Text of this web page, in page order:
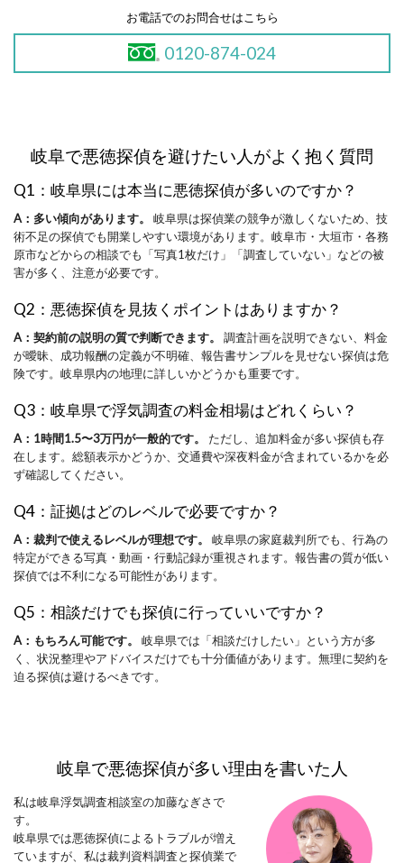
お電話でのお問合せはこちら
0120-874-024
岐阜で悪徳探偵を避けたい人がよく抱く質問
Q1：岐阜県には本当に悪徳探偵が多いのですか？
A：多い傾向があります。
岐阜県は探偵業の競争が激しくないため、技
術不足の探偵でも開業しやすい環境があります。岐阜市・大垣市・各務
原市などからの相談でも「写真1枚だけ」「調査していない」などの被
害が多く、注意が必要です。
Q2：悪徳探偵を見抜くポイントはありますか？
A：契約前の説明の質で判断できます。
調査計画を説明できない、料金
が曖昧、成功報酬の定義が不明確、報告書サンプルを見せない探偵は危
険です。岐阜県内の地理に詳しいかどうかも重要です。
Q3：岐阜県で浮気調査の料金相場はどれくらい？
A：1時間1.5〜3万円が一般的です。
ただし、追加料金が多い探偵も存
在します。総額表示かどうか、交通費や深夜料金が含まれているかを必
ず確認してください。
Q4：証拠はどのレベルで必要ですか？
A：裁判で使えるレベルが理想です。
岐阜県の家庭裁判所でも、行為の
特定ができる写真・動画・行動記録が重視されます。報告書の質が低い
探偵では不利になる可能性があります。
Q5：相談だけでも探偵に行っていいですか？
A：もちろん可能です。
岐阜県では「相談だけしたい」という方が多
く、状況整理やアドバイスだけでも十分価値があります。無理に契約を
迫る探偵は避けるべきです。
岐阜で悪徳探偵が多い理由を書いた人
私は岐阜浮気調査相談室の加藤なぎさで
す。
岐阜県では悪徳探偵によるトラブルが増え
ていますが、私は裁判資料調査と探偵業で